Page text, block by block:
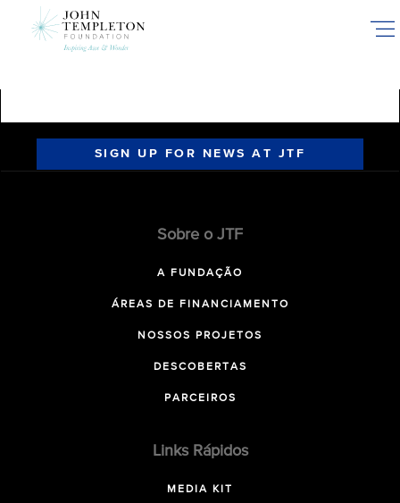
SIGN UP FOR NEWS AT JTF
Sobre o JTF
A FUNDAÇÃO
ÁREAS DE FINANCIAMENTO
NOSSOS PROJETOS
DESCOBERTAS
PARCEIROS
Links Rápidos
MEDIA KIT